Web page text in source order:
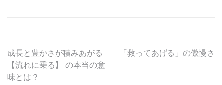
投
稿
成長と豊かさが積みあがる
【流れに乗る】 の本当の意
味とは？
「救ってあげる」の傲慢さ